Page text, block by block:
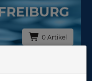
0 Artikel